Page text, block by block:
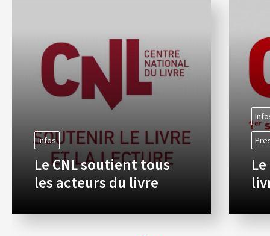
Infos
Le CNL soutient tous
les acteurs du livre